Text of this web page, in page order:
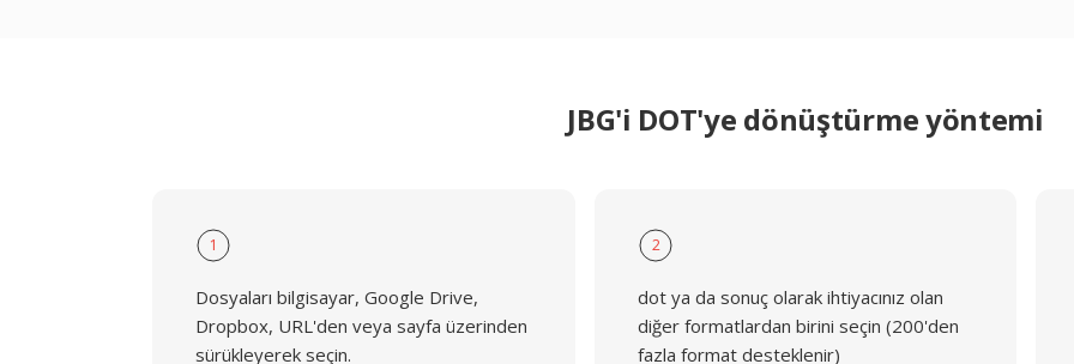
JBG'i DOT'ye dönüştürme yöntemi
1
Dosyaları bilgisayar, Google Drive,
Dropbox, URL'den veya sayfa üzerinden
sürükleyerek seçin.
2
dot ya da sonuç olarak ihtiyacınız olan
diğer formatlardan birini seçin (200'den
fazla format desteklenir)